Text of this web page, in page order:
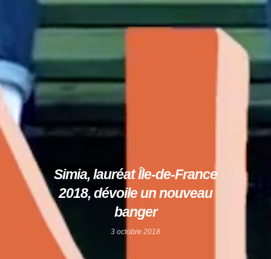
Simia, lauréat Île-de-France
2018, dévoile un nouveau
banger
3 octobre 2018